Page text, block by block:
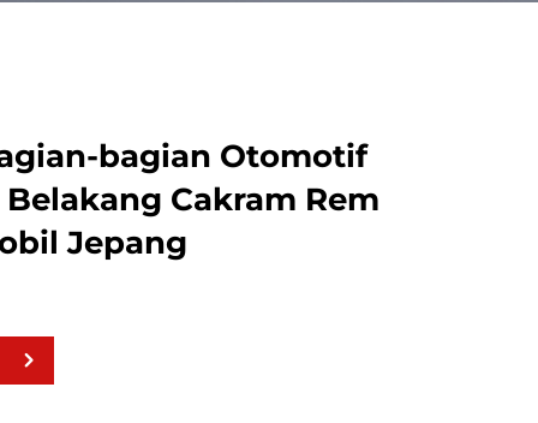
bagian Otomotif
Cakram Rem
Jepang